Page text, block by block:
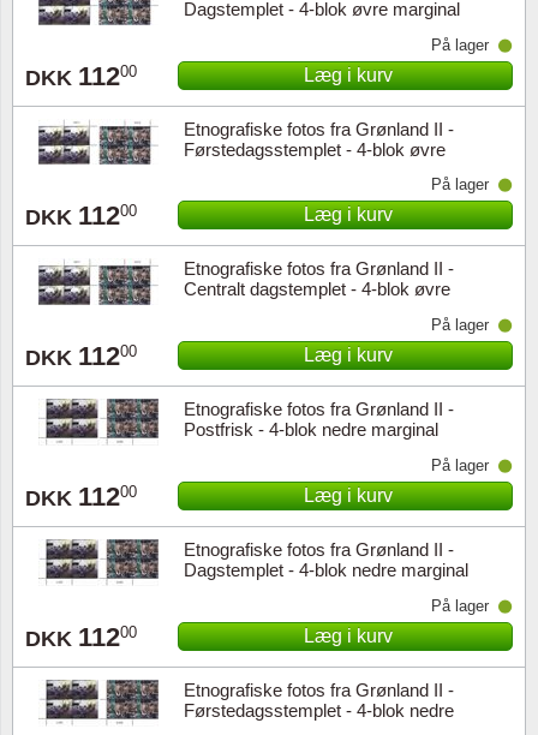
Dagstemplet - 4-blok øvre marginal
DKK 11200
På lager
Læg i kurv
Etnografiske fotos fra Grønland II -
Førstedagsstemplet - 4-blok øvre
DKK 11200
På lager
Læg i kurv
Etnografiske fotos fra Grønland II -
Centralt dagstemplet - 4-blok øvre
DKK 11200
På lager
Læg i kurv
Etnografiske fotos fra Grønland II -
Postfrisk - 4-blok nedre marginal
DKK 11200
På lager
Læg i kurv
Etnografiske fotos fra Grønland II -
Dagstemplet - 4-blok nedre marginal
DKK 11200
På lager
Læg i kurv
Etnografiske fotos fra Grønland II -
Førstedagsstemplet - 4-blok nedre